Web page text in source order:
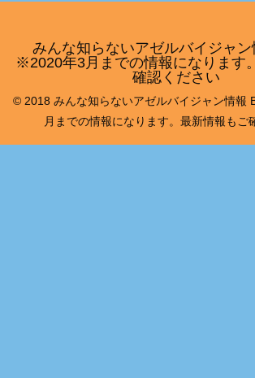
みんな知らないアゼルバイジャ
※2020年3月までの情報になります
確認ください
© 2018 みんな知らないアゼルバイジャン情
月までの情報になります。最新情報もご